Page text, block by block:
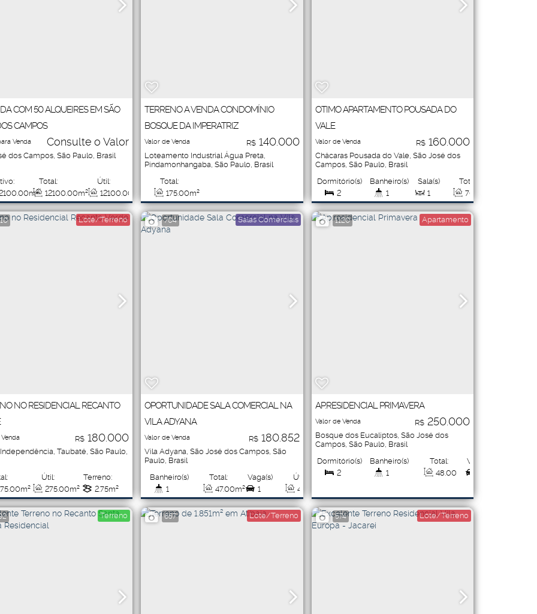
COM 50 ALQUEIRES EM SÃO
CAMPOS
Consulte o Valor
Venda
dos Campos, São Paulo, Brasil
.00m²
Total:
12100.00m²
Útil:
12100.00
TERRENO A VENDA CONDOMÍNIO
BOSQUE DA IMPERATRIZ
R$140.000
Valor de Venda
Loteamento Industrial Água Preta,
Pindamonhangaba, São Paulo, Brasil
Total:
175.00m²
OTIMO APARTAMENTO POUSADA DO
VALE
R$ 160.000
Valor de Venda
Chácaras Pousada do Vale, São José dos
Campos, São Paulo, Brasil
2
Dormitório(s)
1
Banheiro(s)
1
Sala(s)
Total:
70
1
Vaga(s)
Útil:
Lote/Terreno
NO RESIDENCIAL RECANTO
R$ 180.000
, Taubaté, São Paulo,
.00m²
Útil:
275.00m²
Terreno:
2.75m²
704 Salas Comerciais
OPORTUNIDADE SALA COMERCIAL NA
VILA ADYANA
R$180.852
Valor de Venda
Vila Adyana, São José dos Campos, São
Paulo, Brasil
1
Banheiro(s)
Total:
47.00m² 1
Vaga(s)
Útil:
47
1120 Apartamento
AP.RESIDENCIAL PRIMAVERA
R$ 250.000
Valor de Venda
Bosque dos Eucaliptos, São José dos
Campos, São Paulo, Brasil
2
Dormitório(s)
1
Banheiro(s)
Total:
48.00
Vaga(s)
Terreno 657 Lote/Terreno 574 Lote/Terreno